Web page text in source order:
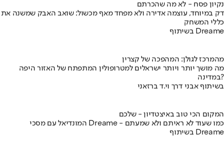
נקיון פסח - לא מה שהכרתם
דק במיוחד, עוצמה אדירה ולא מפחד מאף מכשול: שואב האבק שמשנה את
כללי המשחק
בשיתוף Dreame
מהמרכז לגולן: המהפכה של קצרין
מה מושך יותר ויותר ישראלים למטרופולין המתפתח של האזור היפה
במדינה?
בשיתוף אבני דרך וי.ד ברזאני
המקום הכי טוב באיצטדיון - שלכם
המונדיאל עם מסכי Dreame - כמו שעוד לא ראיתם ולא שמעתם
בשיתוף Dreame